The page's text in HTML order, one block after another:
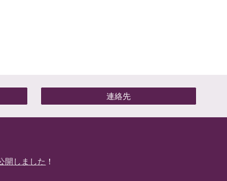
連絡先
開しました ！